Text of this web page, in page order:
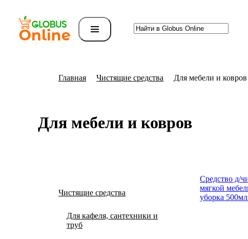
Главная Чистящие средства Для мебели и ковров
Для мебели и ковров
Чистящие средства
Для кафеля, сантехники и
труб
Средство д/
мягкой
уборка